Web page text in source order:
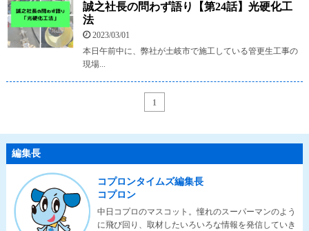
誠之社長の問わず語り【第24話】光硬化工
法
2023/03/01
本日午前中に、弊社が土岐市で施工している管更生工事の
現場...
1
編集長
コプロンタイムズ編集長
コプロン
中日コプロのマスコット。憧れのスーパーマンのよう
に飛び回り、取材したいろいろな情報を発信していき